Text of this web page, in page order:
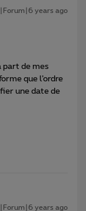
years ago
part de mes
que l’ordre
une date de
years ago